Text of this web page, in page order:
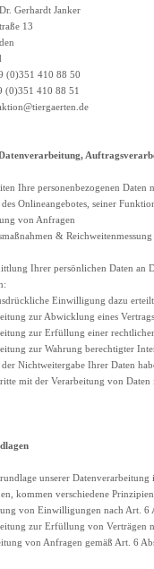
Gerhardt Janker
13
(0)351 410 88 50
(0)351 410 88 51
Ihre personenbezogenen Daten
Onlineangebotes, seiner
von Anfragen
& Reichweitenmessung
Ihrer persönlichen Daten an
Einwilligung dazu
zur Abwicklung eines
zur Erfüllung einer
zur Wahrung berechtigter
der Nichtweitergabe Ihrer Daten
mit der Verarbeitung von Daten
unserer
kommen verschiedene
von Einwilligungen nach Art. 6
zur Erfüllung von Verträgen
von Anfragen gemäß Art. 6